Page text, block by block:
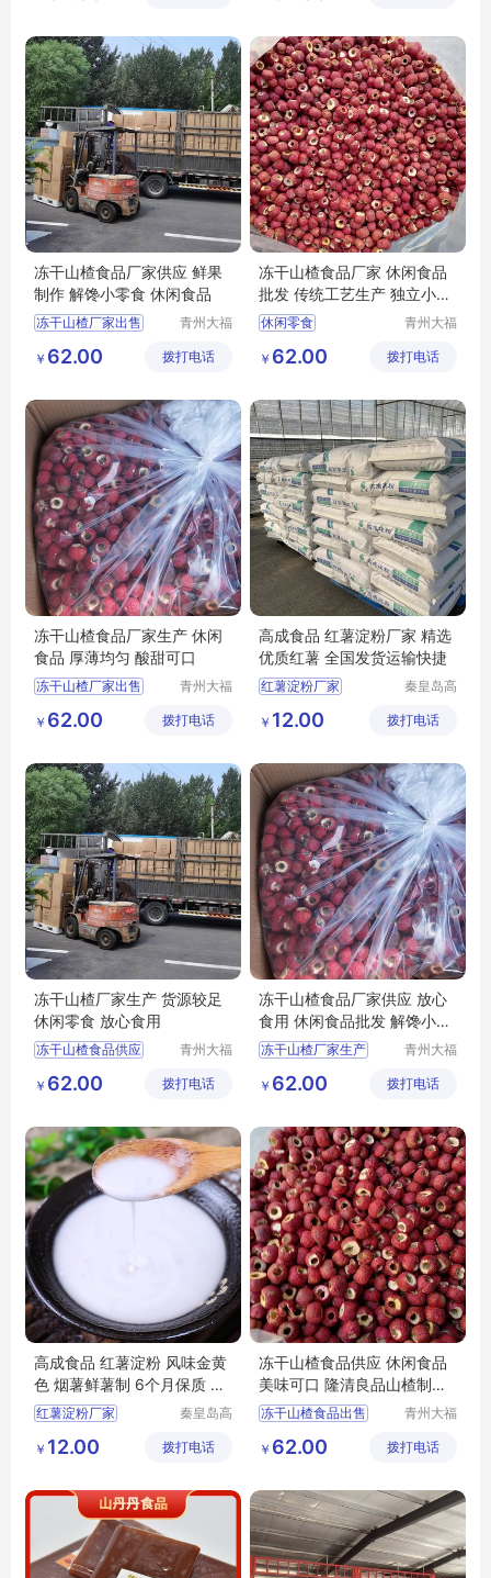
冻干山楂食品生产
冻干山楂厂家
冻干山楂食品厂家供应 鲜果
制作 解馋小零食 休闲食品
冻干山楂厂家出售
冻干山楂生产
冻干山楂食品加工
青州大福
展有限公
￥ 62.00 拨打电话
冻干山楂食品厂家 休闲食品
批发 传统工艺生产 独立小包
装
休闲零食
冻干山楂制品加工
休闲食品
青州大福
展有限公
￥ 62.00 拨打电话
冻干山楂食品厂家生产 休闲
食品 厚薄均匀 酸甜可口
冻干山楂厂家出售
冻干山楂食品生产厂家
冻干山楂食品厂家
青州大福
展有限公
￥ 62.00 拨打电话
高成食品 红薯淀粉厂家 精选
优质红薯 全国发货运输快捷
红薯淀粉厂家
秦皇岛高
业股份有
￥ 12.00 拨打电话
冻干山楂厂家生产 货源较足
休闲零食 放心食用
冻干山楂食品供应
冻干山楂
冻干山楂食品
青州大福
展有限公
￥ 62.00 拨打电话
冻干山楂食品厂家供应 放心
食用 休闲食品批发 解馋小零
食
冻干山楂厂家生产
冻干山楂制品厂家出售
冻干山楂食品供应
青州大福
展有限公
￥ 62.00 拨打电话
高成食品 红薯淀粉 风味金黄
色 烟薯鲜薯制 6个月保质 支
持代加工
红薯淀粉厂家
秦皇岛高
业股份有
￥ 12.00 拨打电话
冻干山楂食品供应 休闲食品
美味可口 隆清良品山楂制品
批发
冻干山楂食品出售
冻干山楂制品厂家出售
冻干山楂食品
青州大福
展有限公
￥ 62.00 拨打电话